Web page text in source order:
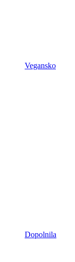
Vegansko
Dopolnila